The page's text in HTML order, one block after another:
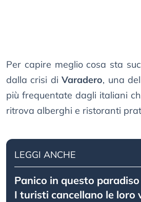
Per capire meglio cosa sta
dalla crisi diVaradero, una
più frequentate dagli italiani
ritrova alberghi e ristoranti
LEGGI ANCHE
Panico in questo
I turisti cancellano le loro